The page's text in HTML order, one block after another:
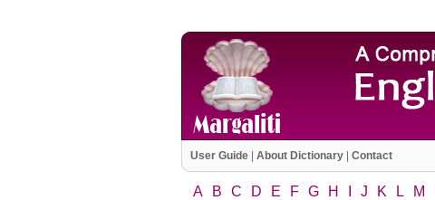
User Guide| About Dictionary| Contact
A B C D E F G H J K L M